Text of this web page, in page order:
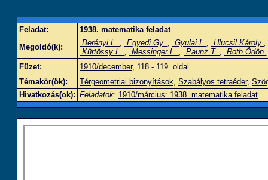
Feladat:
1938. matematika feladat
Megoldó(k):
Berényi L. , Egyedi Gy. , Gyulai I. , Hlucsil Károly ,
Kürtössy L. , Messinger L. , Paunz T. , Roth Ödön
Füzet:
1910/december, 118 - 119. oldal
Témakör(ök):
Térgeometriai bizonyítások, Szabályos tetraéder,
Hivatkozás(ok): Feladatok: 1910/március: 1938. matematika feladat